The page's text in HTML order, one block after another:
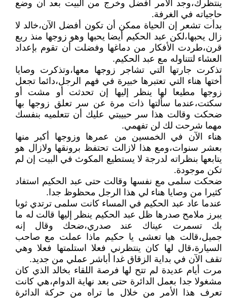
ينتظرك،وجد الأمر أفضل وخرج من البيت بعد أن وضع
حاجياته في الغرفة.
بدأت تشعر إن الحياة ممكن أن تكون أفضل الآن،خالد لا
زال يحبها،لكن عبد الحكيم أيضا يحبها وهو زوجها منذ ربع
قرن،طردت الأفكار من دماغها وفضلت أن تقوم بإعداد
العشاء لتتناوله مع عبد الحكيم.
تذكرت جارتها التي تشاجر زوجها معها،وتذكرت وصايا
أختها هناء التي تعتبرها خبيرة في فهم الرجل،دائما تجعل
زوجها مطيعا لها ينظر إليها إن تحدثت أو مشت أو
سكتت،عندما سألتها ذات مرة عن سر تعلق زوجها بها
ضحكت وقالت هذا سر حبيبتي عليك أن تتعلميه بنفسك
مهما شرحت لك لن تفهمي.
هناء الآن في الخمسين من عمرها وزوجها أكبر منها
بعشر سنوات،ومع هذا لازالت تحتفظ برونقها ولازال هو
يتابعها بنظراته لدرجة لا يستطيع المكوث في البيت إن لم
تكن موجودة.
ضحكت سلمى مع نفسها وقالت حتى عبد الحكيم استفاد
كثيرا من وصايا هناء لي هذا الرجل محظوظ جدا.
عندما عاد عبد الحكيم في المساء كانت سلمى ترتدي ثوبا
يبرز ملامح صدرها ظل عبد الحكيم ينظر إليها قالت له ما
بك تسمرت عيناك عند صدري،ضحك وقال إنه
جميل،قالت هيا تعشى يا حكيم ماذا عملت مع صاحب
السيارة،قال لها كان ينتظرني فعلا استلمتها فعلا وهي
تقف الآن في بداية الزقاق غدا أباشر عملي من جديد.
مرت أيام عديدة لم تتح لها فرصة اللقاء بخالد الذي كان
مشغولا جدا بعمل الدائرة حتى بعد نهاية الدوام،هي كانت
تعرف هذا الأمر من خلال ما تراه من حركة الدائرة